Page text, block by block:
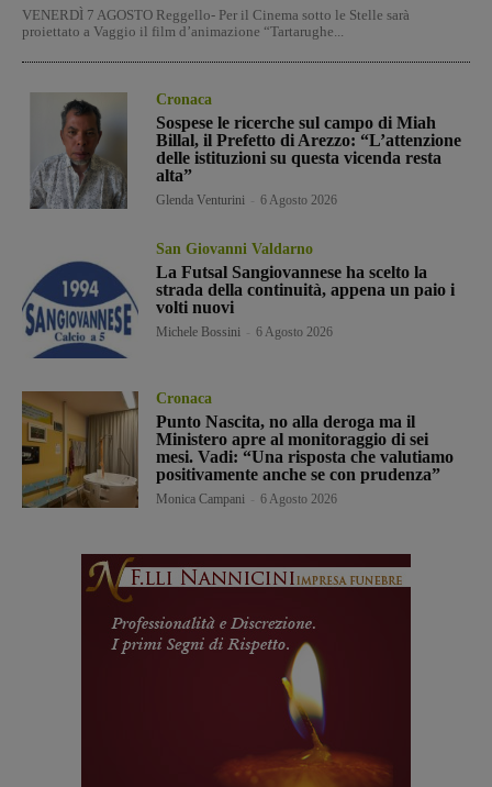
VENERDÌ 7 AGOSTO Reggello- Per il Cinema sotto le Stelle sarà
proiettato a Vaggio il film d’animazione “Tartarughe...
Cronaca
Sospese le ricerche sul campo di Miah
Billal, il Prefetto di Arezzo: “L’attenzione
delle istituzioni su questa vicenda resta
alta”
Glenda Venturini 6 Agosto 2026
San Giovanni Valdarno
La Futsal Sangiovannese ha scelto la
strada della continuità, appena un paio i
volti nuovi
Michele Bossini 6 Agosto 2026
Cronaca
Punto Nascita, no alla deroga ma il
Ministero apre al monitoraggio di sei
mesi. Vadi: “Una risposta che valutiamo
positivamente anche se con prudenza”
Monica Campani 6 Agosto 2026